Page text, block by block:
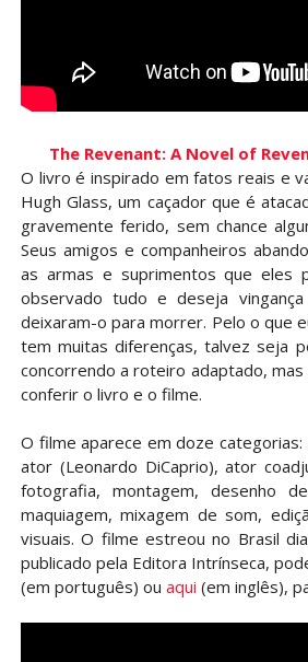
The Revenant: A Novel of
O livro é inspirado em fatos reais e
Hugh Glass, um caçador que é
gravemente ferido, sem chance
Seus amigos e companheiros
as armas e suprimentos que eles
observado tudo e deseja
deixaram-o para morrer. Pelo o que
tem muitas diferenças, talvez seja
concorrendo a roteiro adaptado, mas
conferir o livro e o filme.
O filme aparece em doze
ator (Leonardo DiCaprio), ator
fotografia, montagem, desenho
maquiagem, mixagem de som,
visuais. O filme estreou no Brasil
publicado pela Editora Intrínseca,
(em português) ou aqui (em inglês),